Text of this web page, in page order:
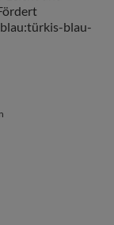
blau-